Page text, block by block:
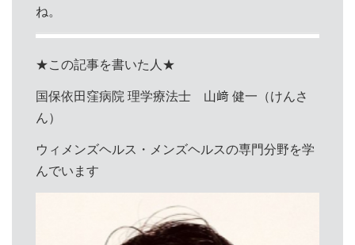
ね。
★この記事を書いた人★
国保依田窪病院 理学療法士 山﨑 健一（けんさ
ん）
ウィメンズヘルス・メンズヘルスの専門分野を学
んでいます